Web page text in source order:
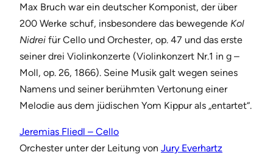
Max Bruch war ein deutscher Komponist, der über
200 Werke schuf, insbesondere das bewegende Kol
Nidrei für Cello und Orchester, op. 47 und das erste
seiner drei Violinkonzerte (Violinkonzert Nr.1 in g –
Moll, op. 26, 1866). Seine Musik galt wegen seines
Namens und seiner berühmten Vertonung einer
Melodie aus dem jüdischen Yom Kippur als „entartet“.
Jeremias Fliedl – Cello
Orchester unter der Leitung von Jury Everhartz